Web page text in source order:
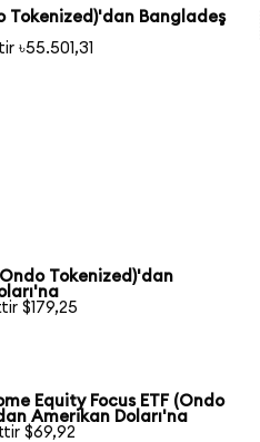
Tokenized)'dan Bangladeş
৳55.501,31
Tokenized)'dan
$179,25
Equity Focus ETF (Ondo
Amerikan Doları'na
$69,92